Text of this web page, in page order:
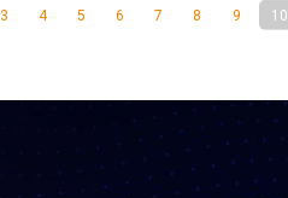
3 4 5 6 7 8 9 10